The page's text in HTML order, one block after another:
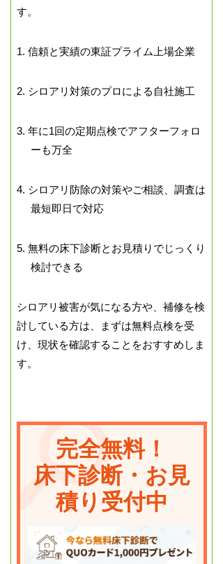
す。
1. 信頼と実績の東証プライム上場企業
2. シロアリ対策のプロによる自社施工
3. 年に1回の定期点検でアフターフォロ
ーも万全
4. シロアリ防除の対策やご相談、調査は
最短即日で対応
5. 無料の床下診断とお見積りでじっくり
検討できる
シロアリ被害が気になる方や、補修を検
討している方は、まずは無料点検を受
け、現状を確認することをおすすめしま
す。
完全無料！
床下診断・お見
積り受付中